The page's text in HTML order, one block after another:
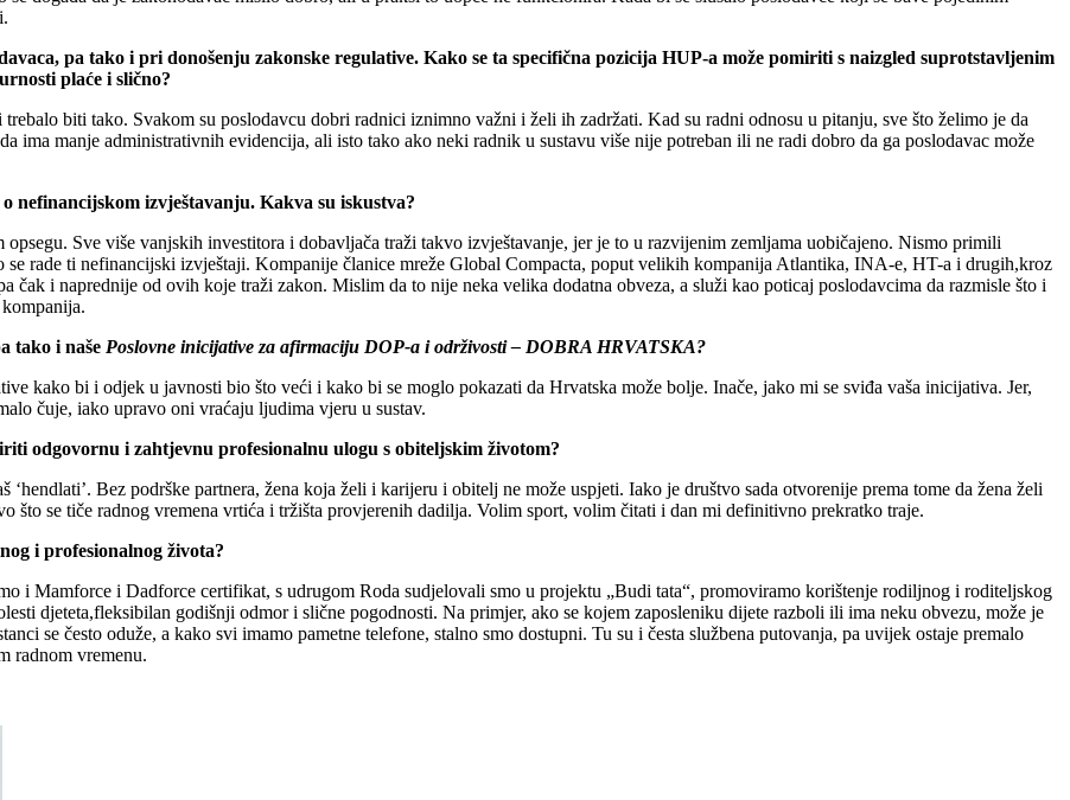
pa tako i pri donošenju zakonske regulative. Kako se ta specifična pozicija HUP-a može pomiriti s naizgled suprotstavljenim
plaće i slično?
biti tako. Svakom su poslodavcu dobri radnici iznimno važni i želi ih zadržati. Kad su radni odnosu u pitanju, sve što želimo je da
ima manje administrativnih evidencija, ali isto tako ako neki radnik u sustavu više nije potreban ili ne radi dobro da ga poslodavac može
nefinancijskom izvještavanju. Kakva su iskustva?
Sve više vanjskih investitora i dobavljača traži takvo izvještavanje, jer je to u razvijenim zemljama uobičajeno. Nismo primili
rade ti nefinancijski izvještaji. Kompanije članice mreže Global Compacta, poput velikih kompanija Atlantika, INA-e, HT-a i drugih,kroz
čak i naprednije od ovih koje traži zakon. Mislim da to nije neka velika dodatna obveza, a služi kao poticaj poslodavcima da razmisle što i
tako i naše Poslovne inicijative za afirmaciju DOP-a i održivosti – DOBRA HRVATSKA?
kako bi i odjek u javnosti bio što veći i kako bi se moglo pokazati da Hrvatska može bolje. Inače, jako mi se sviđa vaša inicijativa. Jer,
čuje, iako upravo oni vraćaju ljudima vjeru u sustav.
odgovornu i zahtjevnu profesionalnu ulogu s obiteljskim životom?
Bez podrške partnera, žena koja želi i karijeru i obitelj ne može uspjeti. Iako je društvo sada otvorenije prema tome da žena želi
što se tiče radnog vremena vrtića i tržišta provjerenih dadilja. Volim sport, volim čitati i dan mi definitivno prekratko traje.
i profesionalnog života?
i Mamforce i Dadforce certifikat, s udrugom Roda sudjelovali smo u projektu „Budi tata“, promoviramo korištenje rodiljnog i roditeljskog
djeteta,fleksibilan godišnji odmor i slične pogodnosti. Na primjer, ako se kojem zaposleniku dijete razboli ili ima neku obvezu, može je
se često oduže, a kako svi imamo pametne telefone, stalno smo dostupni. Tu su i česta službena putovanja, pa uvijek ostaje premalo
radnom vremenu.